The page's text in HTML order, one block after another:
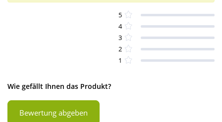
5
4
3
2
1
Wie gefällt Ihnen das Produkt?
Bewertung abgeben